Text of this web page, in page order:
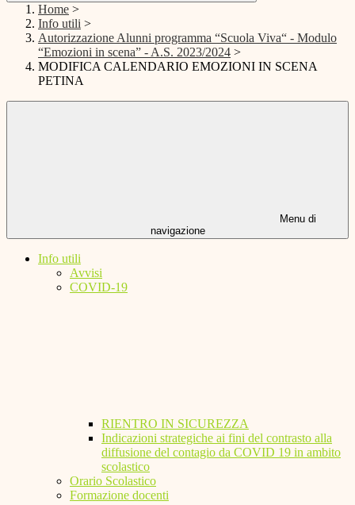
Home >
Info utili >
Autorizzazione Alunni programma “Scuola Viva“ - Modulo
“Emozioni in scena” - A.S. 2023/2024 >
MODIFICA CALENDARIO EMOZIONI IN SCENA
PETINA
Menu di
navigazione
Info utili
Avvisi
COVID-19
RIENTRO IN SICUREZZA
Indicazioni strategiche ai fini del contrasto alla
diffusione del contagio da COVID 19 in ambito
scolastico
Orario Scolastico
Formazione docenti